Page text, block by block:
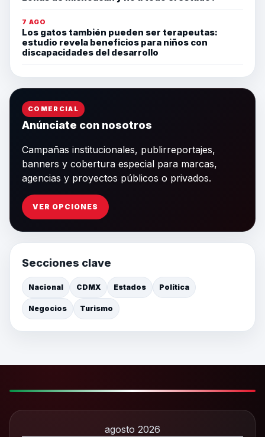
7 AGO
Los gatos también pueden ser terapeutas:
estudio revela beneficios para niños con
discapacidades del desarrollo
COMERCIAL
Anúnciate con nosotros
Campañas institucionales, publirreportajes,
banners y cobertura especial para marcas,
agencias y proyectos públicos o privados.
VER OPCIONES
Secciones clave
Nacional CDMX Estados Política
Negocios Turismo
agosto 2026